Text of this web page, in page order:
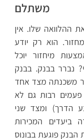
משתלם
ההלוואה שלו. אין
הוא רק יודע
ריבית ובאמצעות מיחזור יוכל
זה בכסף? נברר בבנק. בבנק
משכנתה מצד אחד
רבות גם לא
הדרך) ומצד שני
ביעדים המכירות
הבנק פוגעת בבונוס